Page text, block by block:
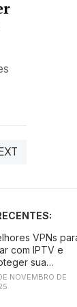
VPNs
com IPTV e
sua
NOVEMBRO DE